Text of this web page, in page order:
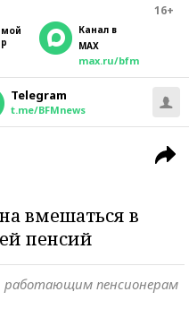
16+
Канал в
MAX
max.ru/bfm
Telegram
t.me/BFMnews
вмешаться в
пенсий
пенсионерам